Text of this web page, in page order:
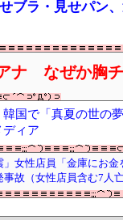
せブラ・見せパン
ナ なぜか胸チ
韓国で「真夏の世の
ィア
」女性店員「金庫にお
事故（女性店員含む7人